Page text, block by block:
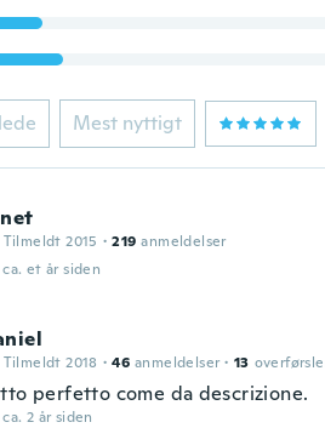
Mest nyttigt
Tilmeldt 2015 · 219 anmeldelser
et år siden
Tilmeldt 2018 · 46 anmeldelser · 13
perfetto come da descrizione.
2 år siden